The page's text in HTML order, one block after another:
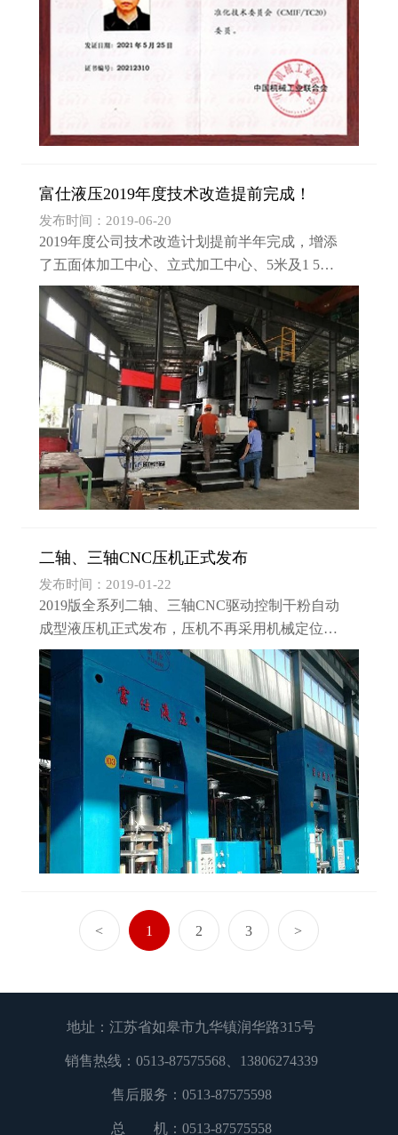
富仕液压2019年度技术改造提前完成！
发布时间：2019-06-20
2019年度公司技术改造计划提前半年完成，增添
了五面体加工中心、立式加工中心、5米及1 5米
数控车床各一台，从而保证了主要零部件加工均
实现数控化。
二轴、三轴CNC压机正式发布
发布时间：2019-01-22
2019版全系列二轴、三轴CNC驱动控制干粉自动
成型液压机正式发布，压机不再采用机械定位装
置，均采用液压闭环定位系统，大幅提高压机的
稳定性及智能化程度。
< 1 2 3 >
地址：江苏省如皋市九华镇润华路315号
销售热线： 0513-87575568、 13806274339
售后服务： 0513-87575598
总 机： 0513-87575558